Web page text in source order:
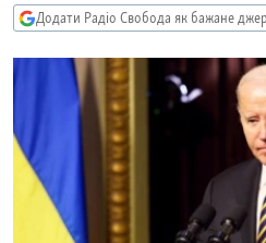
до
КУЛЬТУРА
СПОРТ
УКРАЇНА
КРИМ.РЕАЛІЇ
ТИ ЯК?
СХЕМИ
КИТАЙ.ВИКЛИКИ
МУЛЬТИМЕДІА
ФОТО
Додати Радіо Свобода як бажане